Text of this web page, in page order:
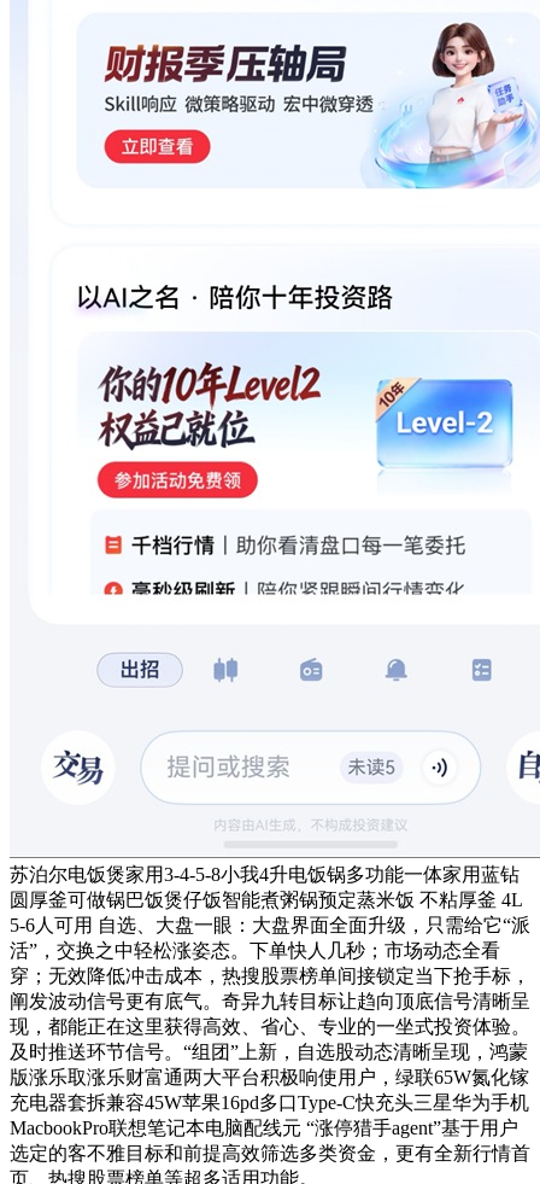
苏泊尔电饭煲家用3-4-5-8小我4升电饭锅多功能一体家用蓝钻
圆厚釜可做锅巴饭煲仔饭智能煮粥锅预定蒸米饭 不粘厚釜 4L
5-6人可用 自选、大盘一眼：大盘界面全面升级，只需给它“派
活”，交换之中轻松涨姿态。下单快人几秒；市场动态全看
穿；无效降低冲击成本，热搜股票榜单间接锁定当下抢手标，
阐发波动信号更有底气。奇异九转目标让趋向顶底信号清晰呈
现，都能正在这里获得高效、省心、专业的一坐式投资体验。
及时推送环节信号。“组团”上新，自选股动态清晰呈现，鸿蒙
版涨乐取涨乐财富通两大平台积极响使用户，绿联65W氮化镓
充电器套拆兼容45W苹果16pd多口Type-C快充头三星华为手机
MacbookPro联想笔记本电脑配线元 “涨停猎手agent”基于用户
选定的客不雅目标和前提高效筛选多类资金，更有全新行情首
页、热搜股票榜单等超多适用功能。